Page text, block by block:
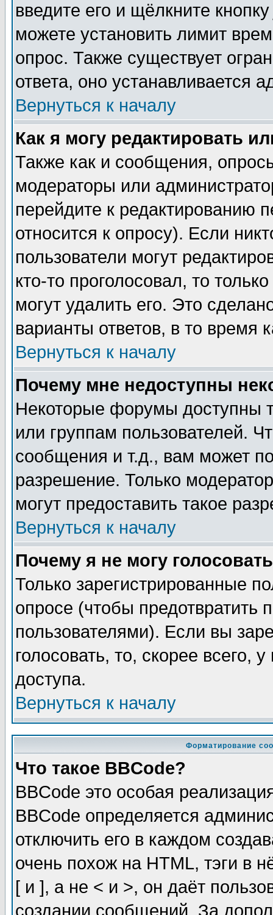
введите его и щёлкните
можете установить лимит
опрос. Также существует
ответа, оно устанавливается
Вернуться к началу
Как я могу редактировать
Также как и сообщения,
модераторы или
перейдите к редактированию
относится к опросу). Если
пользователи могут
кто-то проголосовал, то
могут удалить его. Это
варианты ответов, в то время
Вернуться к началу
Почему мне недоступны
Некоторые форумы доступны
или группам пользователей.
сообщения и т.д., вам может
разрешение. Только
могут предоставить такое
Вернуться к началу
Почему я не могу
Только зарегистрированные
опросе (чтобы предотвратить
пользователями). Если вы
голосовать, то, скорее всего,
доступа.
Вернуться к началу
Форматирование
Что такое BBCode?
BBCode это особая
BBCode определяется
отключить его в каждом
очень похож на HTML, тэги в
[ и ], а не < и >, он даёт
создании сообщений. За